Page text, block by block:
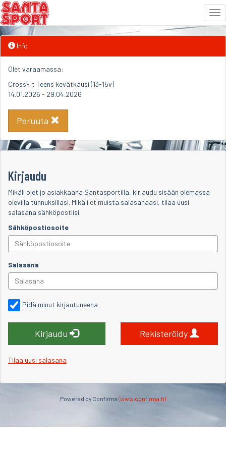
Siirry
sisältöön
Info
Olet varaamassa:
CrossFit Teens kevätkausi (13-15v)
14.01.2026 - 29.04.2026
Peruuta
Kirjaudu
Mikäli olet jo asiakkaana Santasportilla, kirjaudu sisään olemassa
olevilla tunnuksillasi. Mikäli et muista salasanaasi, tilaa uusi
salasana sähköpostiisi.
Sähköpostiosoite
Salasana
Pidä minut kirjautuneena
Kirjaudu Rekisteröidy
Tilaa uusi salasana
Powered by Confirma (www.confirma.fi)